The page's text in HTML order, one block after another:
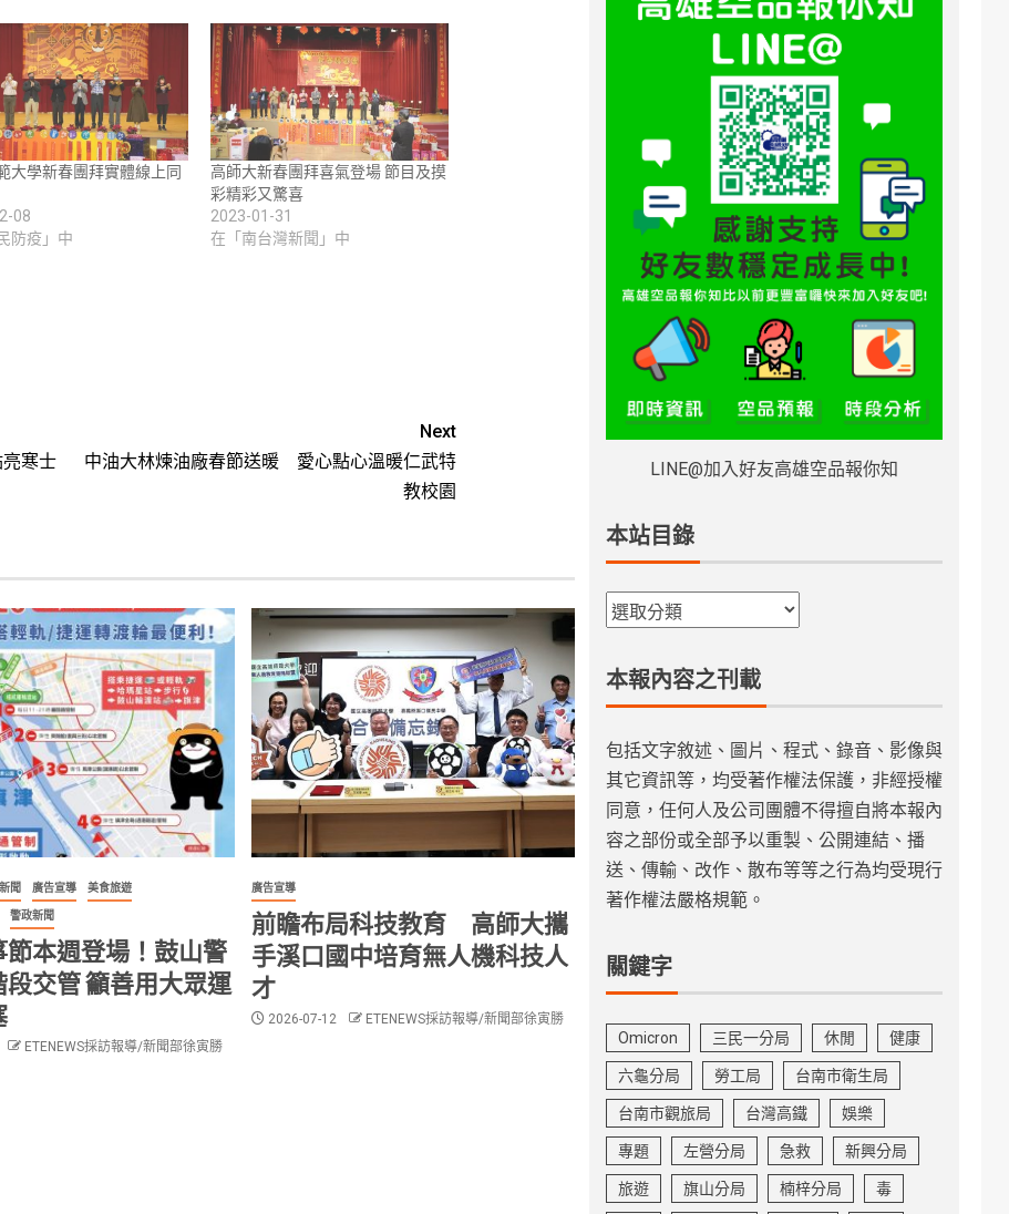
大學新春團拜實體線上同
08
防疫」中
高師大新春團拜喜氣登場 節目及摸
彩精彩又驚喜
2023-01-31
在「南台灣新聞」中
寒士
Next
中油大林煉油廠春節送暖 愛心點心溫暖仁武特
教校園
聞 廣告宣導 美食旅遊
警政新聞
節本週登場！鼓山警
段交管 籲善用大眾運
ETENEWS採訪報導/新聞部徐寅勝
廣告宣導
前瞻布局科技教育 高師大攜
手溪口國中培育無人機科技人
才
2026-07-12 ETENEWS採訪報導/新聞部徐寅勝
LINE@加入好友高雄空品報你知
本站目錄
本報內容之刊載
包括文字敘述、圖片、程式、錄音、影像與
其它資訊等，均受著作權法保護，非經授權
同意，任何人及公司團體不得擅自將本報內
容之部份或全部予以重製、公開連結、播
送、傳輸、改作、散布等等之行為均受現行
著作權法嚴格規範。
關鍵字
Omicron 三民一分局 休閒 健康
六龜分局 勞工局 台南市衛生局
台南市觀旅局 台灣高鐵 娛樂
專題 左營分局 急救 新興分局
旅遊 旗山分局 楠梓分局 毒